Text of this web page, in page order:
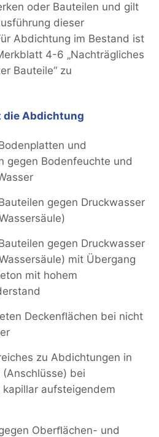
oder Bauteilen und gilt
dieser
Abdichtung im Bestand ist
4-6 „Nachträgliches
Bauteile“ zu
die Abdichtung
und
gegen Bodenfeuchte und
gegen Druckwasser
gegen Druckwasser
mit Übergang
mit hohem
Deckenﬂächen bei nicht
zu Abdichtungen in
bei
aufsteigendem
Oberﬂächen- und